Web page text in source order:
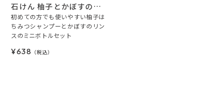
石けん 柚子とかぼすのヘ
アケアセット(トライア
ル)（通常価格税込638
初めての方でも使いやすい柚子は
ちみつシャンプーとかぼすのリン
スのミニボトルセット
¥638 （税込）